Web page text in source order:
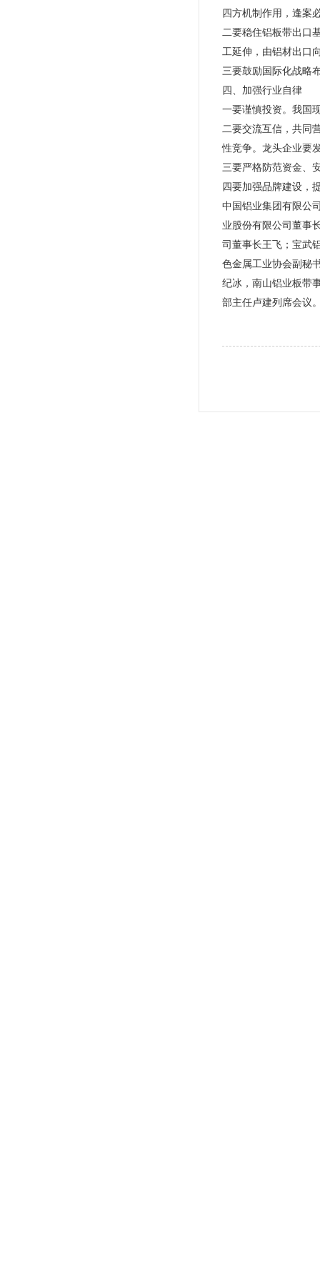
四方机制作用，逢案
二要稳住铝板带出口
工延伸，由铝材出口
三要鼓励国际化战略
四、加强行业自律
一要谨慎投资。我国
二要交流互信，共同
性竞争。龙头企业要
三要严格防范资金、
四要加强品牌建设，
中国铝业集团有限公
业股份有限公司董事
司董事长王飞；宝武
色金属工业协会副秘
纪冰，南山铝业板带
部主任卢建列席会议